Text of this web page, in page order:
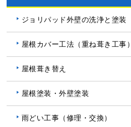
ジョリパッド外壁の洗浄と塗装
屋根カバー工法（重ね葺き工事）
屋根葺き替え
屋根塗装・外壁塗装
雨どい工事（修理・交換）